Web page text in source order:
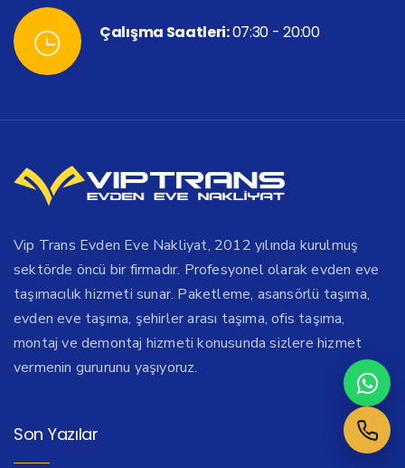
Çalışma Saatleri:07:30 - 20:00
Vip Trans Evden Eve Nakliyat, 2012 yılında kurulmuş
sektörde öncü bir firmadır. Profesyonel olarak evden eve
taşımacılık hizmeti sunar. Paketleme, asansörlü taşıma,
evden eve taşıma, şehirler arası taşıma, ofis taşıma,
montaj ve demontaj hizmeti konusunda sizlere hizmet
vermenin gururunu yaşıyoruz.
Son Yazılar